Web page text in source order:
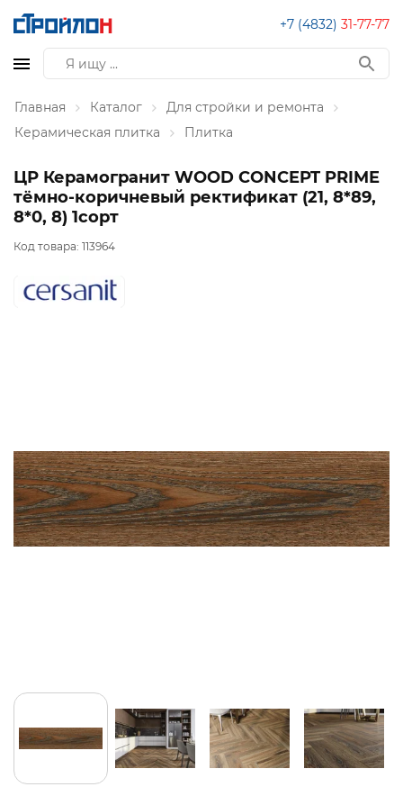
+7 (4832) 31-77-77
Главная Каталог
Для стройки и ремонта
Керамическая плитка
Плитка
ЦР Керамогранит WOOD CONCEPT PRIME
тёмно-коричневый ректификат (21, 8*89,
8*0, 8) 1сорт
Код товара: 113964